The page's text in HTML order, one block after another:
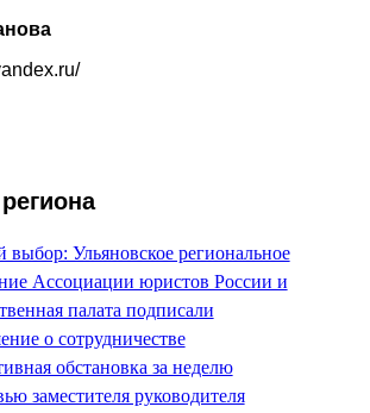
выбор: Ульяновское региональное
Ассоциации юристов России и
палата подписали
о сотрудничестве
обстановка за неделю
заместителя руководителя